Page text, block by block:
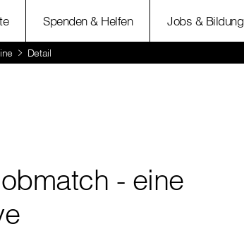
Spenden & Helfen Jobs & Bildung
Detail
- eine